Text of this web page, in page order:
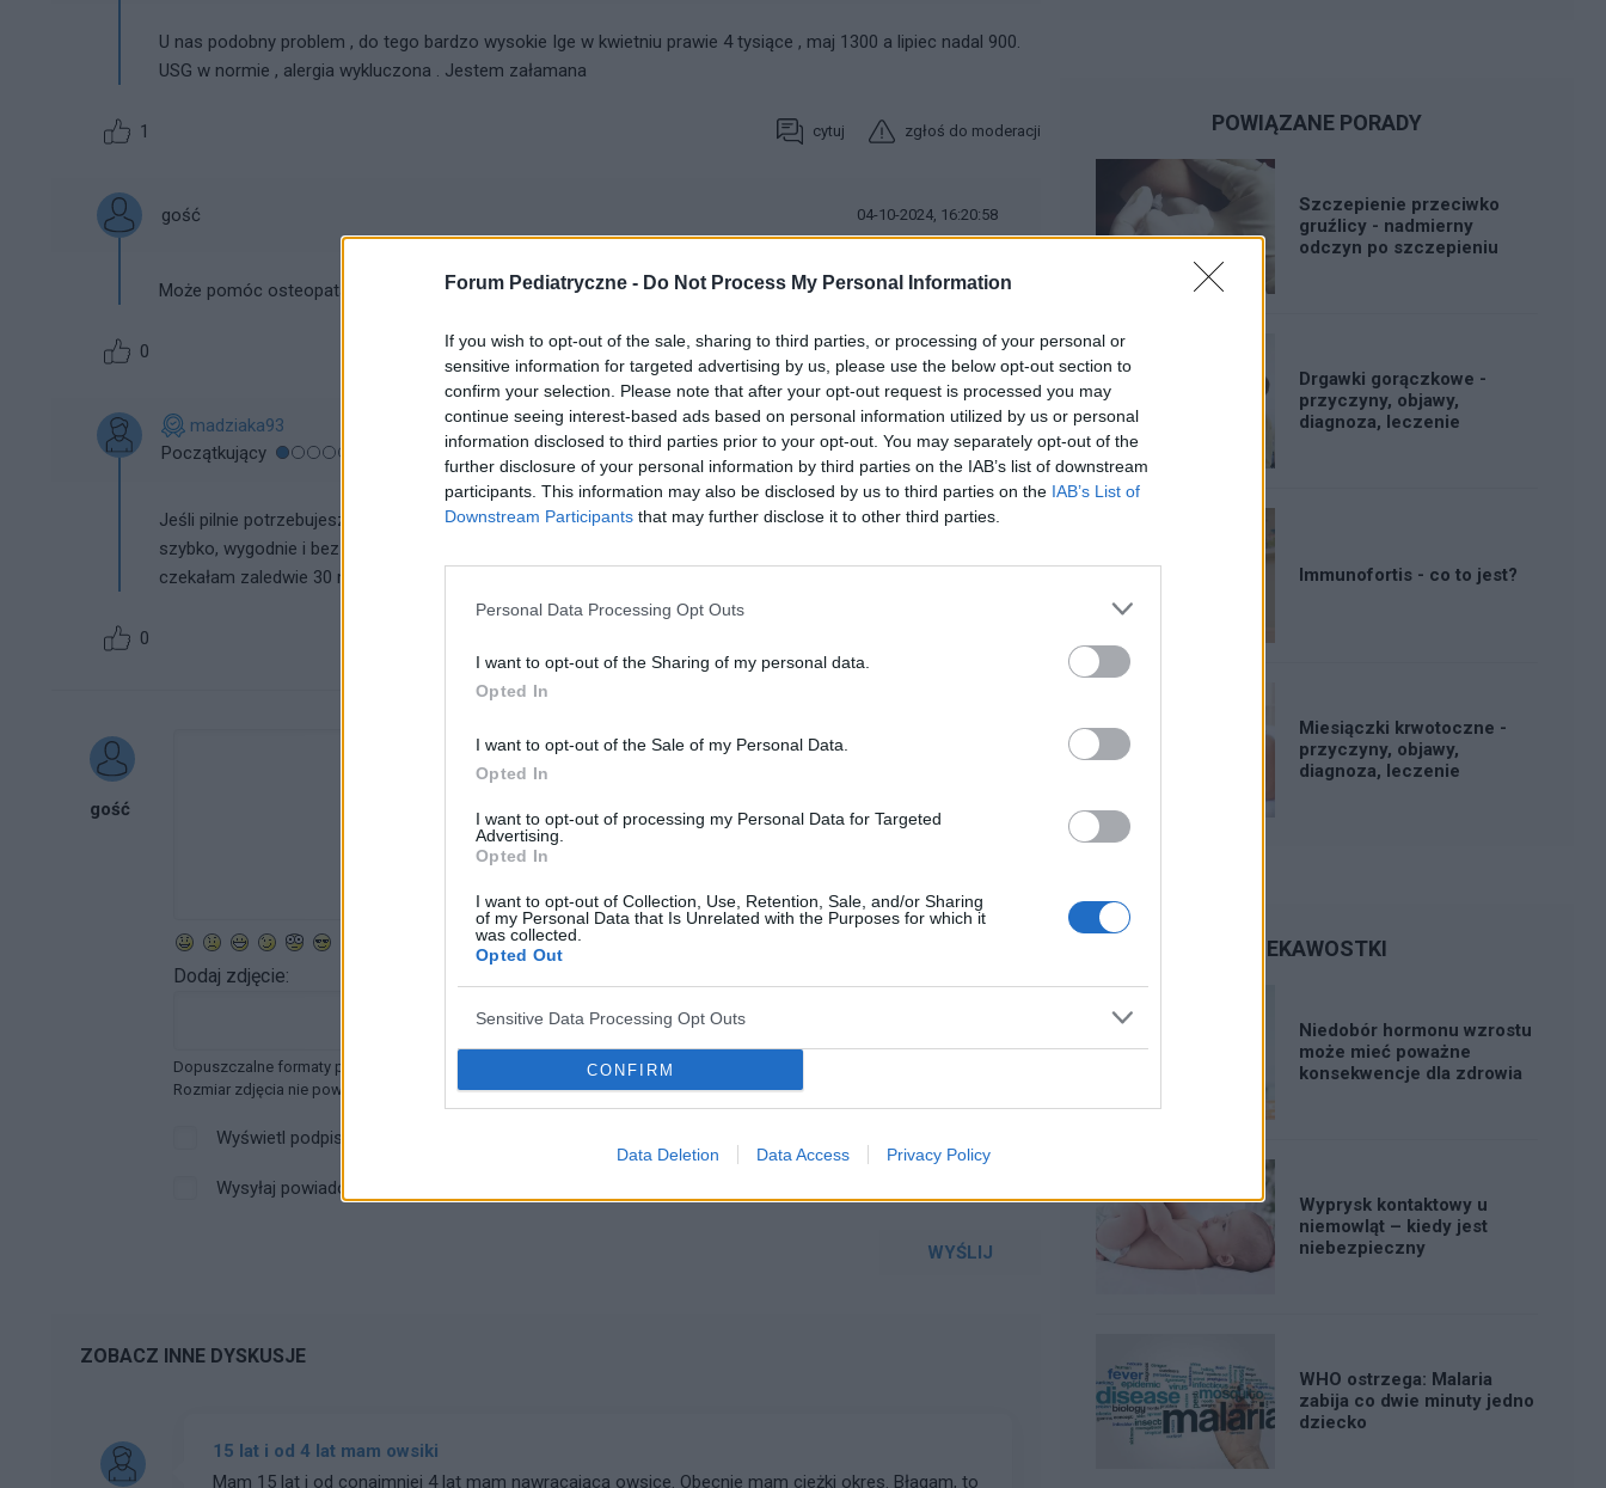
Forum Pediatryczne - Do Not Process My Personal Information
If you wish to opt-out of the sale, sharing to third parties, or processing of your personal or
sensitive information for targeted advertising by us, please use the below opt-out section to
confirm your selection. Please note that after your opt-out request is processed you may
continue seeing interest-based ads based on personal information utilized by us or personal
information disclosed to third parties prior to your opt-out. You may separately opt-out of the
further disclosure of your personal information by third parties on the IAB’s list of downstream
participants. This information may also be disclosed by us to third parties on the IAB’s List of
Downstream Participants that may further disclose it to other third parties.
Personal Data Processing Opt Outs
I want to opt-out of the Sharing of my personal data.
Opted In
I want to opt-out of the Sale of my Personal Data.
Opted In
I want to opt-out of processing my Personal Data for Targeted
Advertising.
Opted In
I want to opt-out of Collection, Use, Retention, Sale, and/or Sharing
of my Personal Data that Is Unrelated with the Purposes for which it
was collected.
Opted Out
Sensitive Data Processing Opt Outs
CONFIRM
Data Deletion Data Access Privacy Policy
U nas podobny problem , do tego bardzo wysokie Ige w kwietniu prawie 4 tysiące , maj 1300 a lipiec nadal 900.
USG w normie , alergia wykluczona . Jestem załamana
1 cytuj zgłoś do moderacji
gość 04-10-2024, 16:20:58
Może pomóc osteopata , mogą to być spięcia trzewne
0 cytuj zgłoś do moderacji
madziaka93
Początkujący
08-11-2025, 22:07:27
Jeśli pilnie potrzebujesz e-recepty na lek, czy też porady lekarskiej to mogę polecić Ci platformę ReceptaX -
szybko, wygodnie i bez konieczności wychodzenia z domu. Ostatnio na kontakt z lekarzem rodzinnym
czekałam zaledwie 30 minut, co więcej bez problemu wypisał nam antybiotyk.
0
gość
Dodaj zdjęcie:
Dopuszczalne formaty pliku graficznego: jpg, jpeg , png.
Rozmiar zdjęcia nie powinien przekraczać 0.6MB.
Wyświetl podpis
Wysyłaj powiadomienia o odpowiedzi
WYŚLIJ
ZOBACZ INNE DYSKUSJE
15 lat i od 4 lat mam owsiki
Mam 15 lat i od conajmniej 4 lat mam nawracającą owsice. Obecnie mam cieżki okres. Błagam, to
POWIĄZANE PORADY
Szczepienie przeciwko
gruźlicy - nadmierny
odczyn po szczepieniu
Drgawki gorączkowe -
przyczyny, objawy,
diagnoza, leczenie
Immunofortis - co to jest?
Miesiączki krwotoczne -
przyczyny, objawy,
diagnoza, leczenie
CIEKAWOSTKI
Niedobór hormonu wzrostu
może mieć poważne
konsekwencje dla zdrowia
Wyprysk kontaktowy u
niemowląt – kiedy jest
niebezpieczny
WHO ostrzega: Malaria
zabija co dwie minuty jedno
dziecko